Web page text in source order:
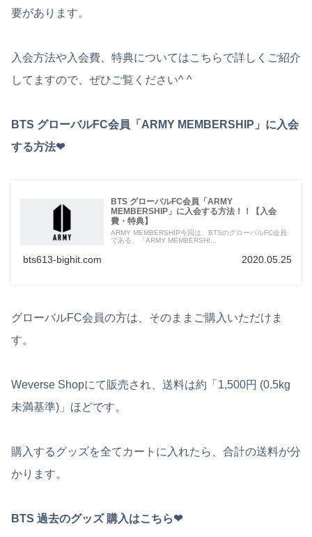
要があります。
入会方法や入会費、特典についてはこちらで詳しくご紹介
してますので、ぜひご覧ください^ ^
BTS グローバルFC会員「ARMY MEMBERSHIP」に入会
する方法❤︎
BTS グローバルFC会員「ARMY
MEMBERSHIP」に入会する方法！！【入会
費・特典】
ARMY MEMBERSHIP今回は、BTSのグローバルFC会員
である、「ARMY MEMBERSHI...
bts613-bighit.com 2020.05.25
グローバルFC会員の方は、そのままご購入いただけま
す。
Weverse Shopにて販売され、送料は約「1,500円 (0.5kg
未満基準)」ほどです。
購入するグッズを全てカートに入れたら、合計の送料が分
かります。
BTS 過去のグッズ 購入はこちら❤︎